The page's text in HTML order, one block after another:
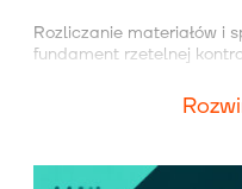
Rozliczanie materiałów i
fundament rzetelnej